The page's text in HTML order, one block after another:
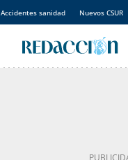
Accidentes sanidad Nuevos CSUR